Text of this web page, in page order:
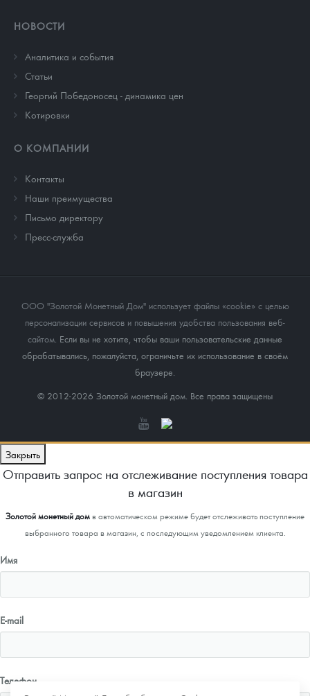
НОВОСТИ
Аналитика и события
Cтатьи
Георгий Победоносец - динамика цен
Котировки
О КОМПАНИИ
Контакты
Наши преимущества
Письмо директору
Пресс-служба
ООО "Золотой Монетный Дом" использует файлы «cookie» с целью
персонализации сервисов и повышения удобства пользования веб-
сайтом. Если вы не хотите, чтобы ваши пользовательские данные
обрабатывались, пожалуйста, ограничьте их использование в своём
браузере.
© 2012-2026 Золотой монетный дом. Все права защищены
Закрыть
Отправить запрос на отслеживание поступления товара
в магазин
Золотой монетный домв автоматическом режиме будет отслеживать поступление
выбранного товара в магазин, с последующим уведомлением клиента.
Имя
E-mail
Телефон